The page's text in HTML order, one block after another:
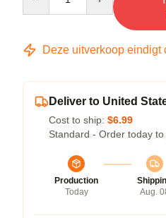
Deze uitverkoop eindigt
Deliver to United
Cost to ship: $6.99
Standard - Order today
Production
Today
Aug.